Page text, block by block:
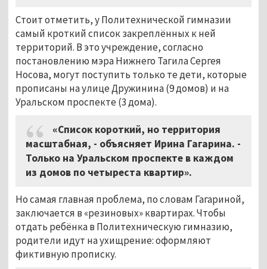
Стоит отметить, у Политехнической гимназии
самый кроткий список закреплённых к ней
территорий. В это учреждение, согласно
постановлению мэра Нижнего Тагила Сергея
Носова, могут поступить только те дети, которые
прописаны на улице Дружинина (9 домов) и на
Уральском проспекте (3 дома).
«Список короткий, но территория
масштабная, - объясняет Ирина Гагарина. -
Только на Уральском проспекте в каждом
из домов по четыреста квартир».
Но самая главная проблема, по словам Гагариной,
заключается в «резиновых» квартирах. Чтобы
отдать ребёнка в Политехническую гимназию,
родители идут на ухищрение: оформляют
фиктивную прописку.